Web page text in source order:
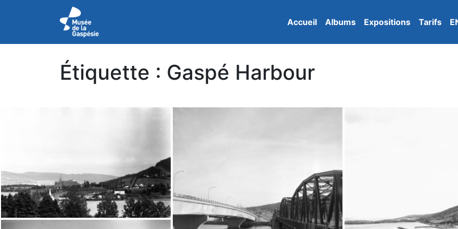
Accueil Albums Expositions Tarifs
Étiquette : Gaspé Harbour